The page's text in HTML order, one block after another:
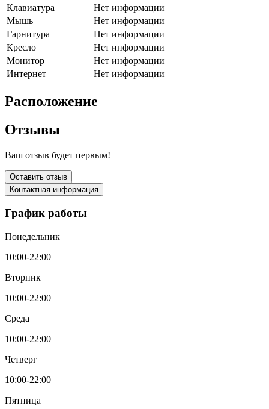
Клавиатура
Нет информации
Мышь
Нет информации
Гарнитура
Нет информации
Кресло
Нет информации
Монитор
Нет информации
Интернет
Нет информации
Расположение
Отзывы
Ваш отзыв будет первым!
Оставить отзыв
Контактная информация
График работы
Понедельник
10:00-22:00
Вторник
10:00-22:00
Среда
10:00-22:00
Четверг
10:00-22:00
Пятница